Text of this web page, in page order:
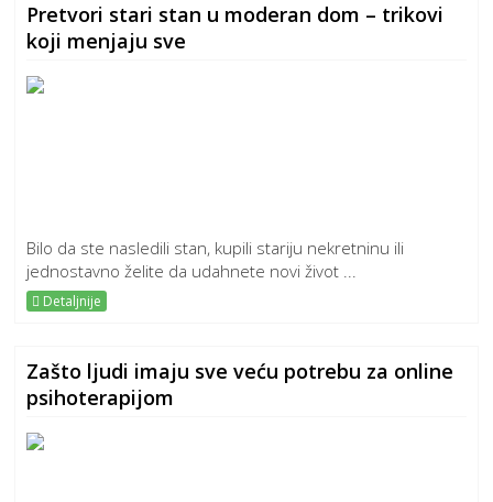
Pretvori stari stan u moderan dom – trikovi
koji menjaju sve
Bilo da ste nasledili stan, kupili stariju nekretninu ili
jednostavno želite da udahnete novi život ...
Detaljnije
Zašto ljudi imaju sve veću potrebu za online
psihoterapijom